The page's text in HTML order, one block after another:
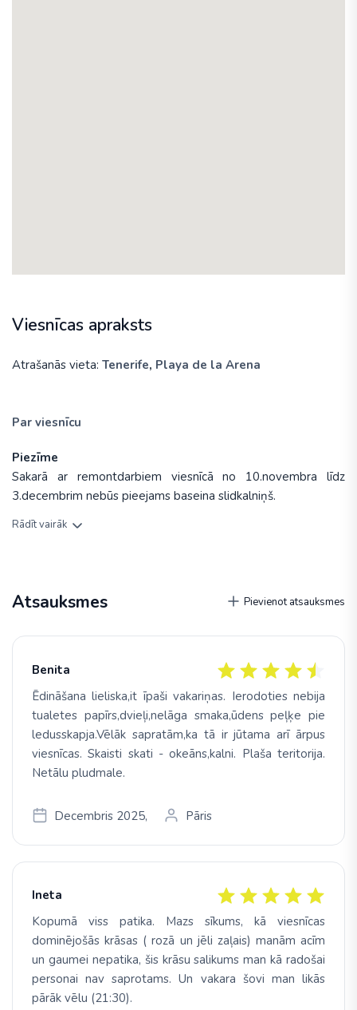
Viesnīcas apraksts
Atrašanās vieta: Tenerife, Playa de la Arena
Par viesnīcu
Piezīme
Sakarā ar remontdarbiem viesnīcā no 10.novembra līdz
3.decembrim nebūs pieejams baseina slidkalniņš.
Rādīt vairāk
Atsauksmes Pievienot atsauksmes
Benita
Ēdināšana lieliska,it īpaši vakariņas. Ierodoties nebija
tualetes papīrs,dvieļi,nelāga smaka,ūdens peļķe pie
ledusskapja.Vēlāk sapratām,ka tā ir jūtama arī ārpus
viesnīcas. Skaisti skati - okeāns,kalni. Plaša teritorija.
Netālu pludmale.
Decembris 2025, Pāris
Ineta
Kopumā viss patika. Mazs sīkums, kā viesnīcas
dominējošās krāsas ( rozā un jēli zaļais) manām acīm
un gaumei nepatika, šis krāsu salikums man kā radošai
personai nav saprotams. Un vakara šovi man likās
pārāk vēlu (21:30).